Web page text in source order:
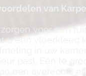
van
voor een
u een vloerkleed
in uw